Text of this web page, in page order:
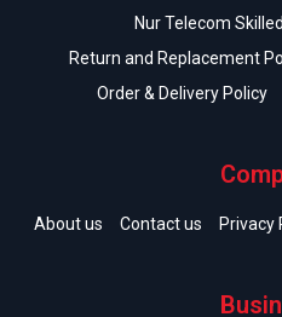
Nur Telecom
Return and Replacement
Order & Delivery Policy
About us Contact us Privacy